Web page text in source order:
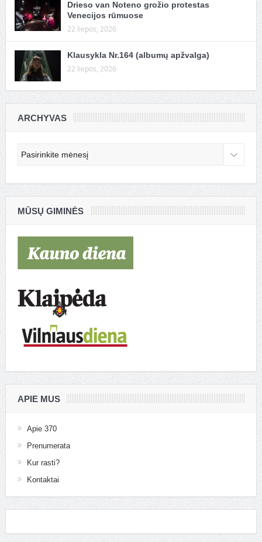
Drieso van Noteno grožio protestas
Venecijos rūmuose
22 liepos, 2026
Klausykla Nr.164 (albumų apžvalga)
22 liepos, 2026
ARCHYVAS
MŪSŲ GIMINĖS
APIE MUS
Apie 370
Prenumerata
Kur rasti?
Kontaktai